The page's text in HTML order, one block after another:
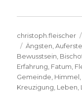
Autor
christoph.fleischer
Schlagwörter
Ängsten ,
Bewusstsein
Erfahrung Fatum
Gemeinde Himmel
Kreuzigung Leben